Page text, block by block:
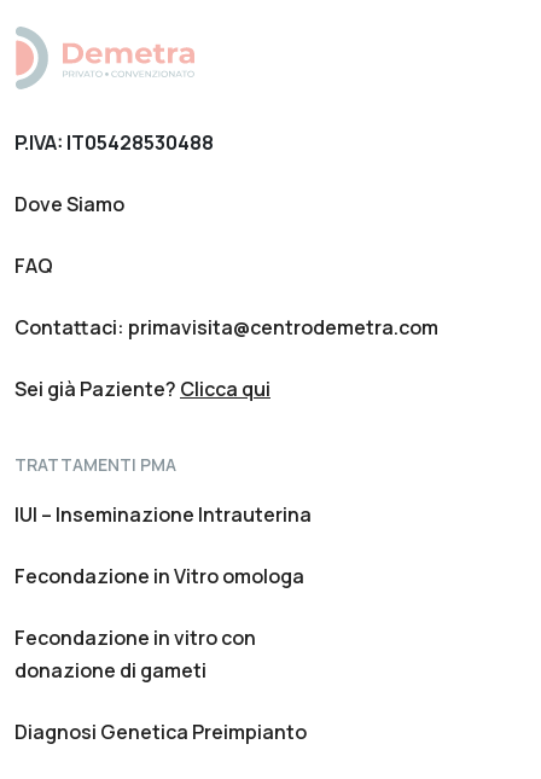
P.IVA: IT05428530488
Dove Siamo
FAQ
Contattaci: primavisita@centrodemetra.com
Sei già Paziente? Clicca qui
TRATTAMENTI PMA
IUI – Inseminazione Intrauterina
Fecondazione in Vitro omologa
Fecondazione in vitro con
donazione di gameti
Diagnosi Genetica Preimpianto